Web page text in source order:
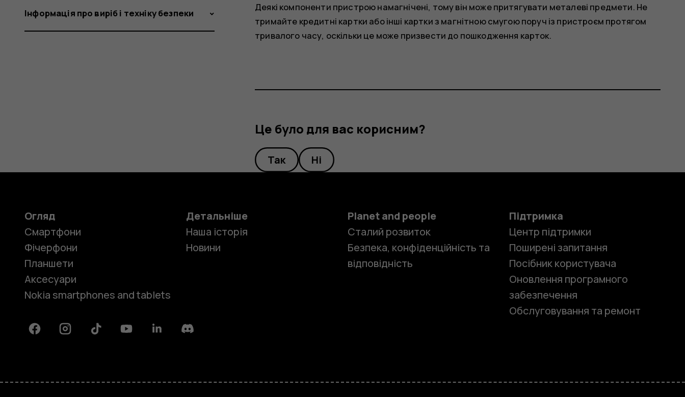
Деякі компоненти пристрою намагнічені, тому він може притягувати металеві предмети. Не
тримайте кредитні картки або інші картки з магнітною смугою поруч із пристроєм протягом
тривалого часу, оскільки це може призвести до пошкодження карток.
Це було для вас корисним?
Так Ні
Інформація про виріб і техніку безпеки
Огляд
Смартфони
Фічерфони
Планшети
Аксесуари
Nokia smartphones and tablets
Детальніше
Наша історія
Новини
Planet and people
Сталий розвиток
Безпека, конфіденційність та
відповідність
Підтримка
Центр підтримки
Поширені запитання
Посібник користувача
Оновлення програмного
забезпечення
Обслуговування та ремонт
FacebookInstagramTiktok YoutubeLinkedinDiscord